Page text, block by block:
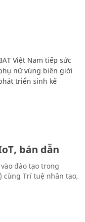
Việt Nam tiếp sức
nữ vùng biên giới
triển sinh kế
bán dẫn
đào tạo trong
cùng Trí tuệ nhân tạo,